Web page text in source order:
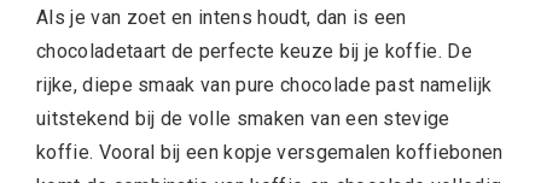
Als je van zoet en intens houdt, dan is een
chocoladetaart de perfecte keuze bij je koffie. De
rijke, diepe smaak van pure chocolade past namelijk
uitstekend bij de volle smaken van een stevige
koffie. Vooral bij een kopje versgemalen koffiebonen